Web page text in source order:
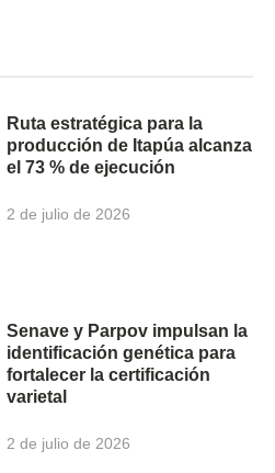
Ruta estratégica para la
producción de Itapúa alcanza
el 73 % de ejecución
2 de julio de 2026
Senave y Parpov impulsan la
identificación genética para
fortalecer la certificación
varietal
2 de julio de 2026